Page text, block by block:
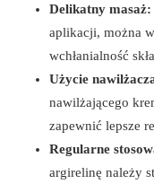
Delikatny masaż:
aplikacji, można
wchłanialność
Użycie
nawilżającego
zapewnić lepsze
Regularne
argirelinę należy